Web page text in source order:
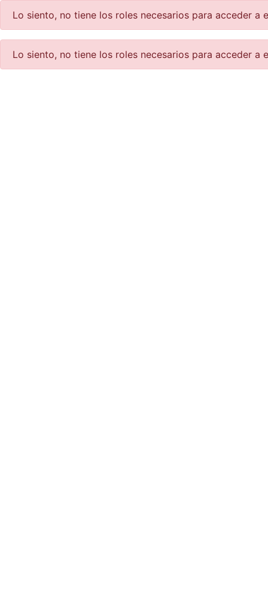
Lo siento, no tiene los roles necesarios para acceder a
Lo siento, no tiene los roles necesarios para acceder a